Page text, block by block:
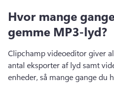
Hvor mange
gemme MP3-lyd?
Clipchamp videoeditor giver
antal eksporter af lyd samt
enheder, så mange gange du